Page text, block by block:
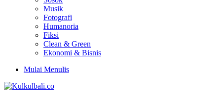
Musik
Fotografi
Humanoria
Fiksi
Clean & Green
Ekonomi & Bisnis
Mulai Menulis